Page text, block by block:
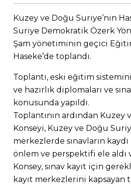
Kuzey ve Doğu Suriye’nin
Suriye Demokratik Özerk
Şam yönetiminin geçici
Haseke’de toplandı.
Toplantı, eski eğitim
ve hazırlık diplomaları ve
konusunda yapıldı.
Toplantının ardından
Konseyi, Kuzey ve Doğu
merkezlerde sınavların
önlem ve perspektifi ele aldı
Konsey, sınav kayıt için
kayıt merkezlerini